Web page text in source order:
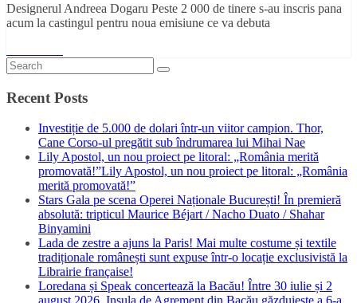
Designerul Andreea Dogaru Peste 2 000 de tinere s-au inscris pana
acum la castingul pentru noua emisiune ce va debuta
Recent Posts
Investiție de 5.000 de dolari într-un viitor campion. Thor,
Cane Corso-ul pregătit sub îndrumarea lui Mihai Nae
Lily Apostol, un nou proiect pe litoral: „România merită
promovată!”Lily Apostol, un nou proiect pe litoral: „România
merită promovată!”
Stars Gala pe scena Operei Naționale București! În premieră
absolută: tripticul Maurice Béjart / Nacho Duato / Shahar
Binyamini
Lada de zestre a ajuns la Paris! Mai multe costume și textile
tradiționale românești sunt expuse într-o locație exclusivistă la
Librairie française!
Loredana și Speak concertează la Bacău! Între 30 iulie și 2